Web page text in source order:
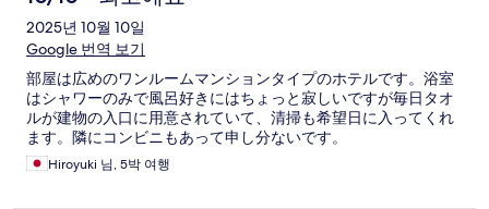
2025년 10월 10일
Google 번역 보기
部屋は広めのワンルームマンションタイプのホテルです。浴室
はシャワーのみで風呂好きにはちょっと寂しいですが毎日タオ
ルが建物の入口に用意されていて、清掃も希望日に入ってくれ
ます。隣にコンビニもあって申し分ないです。
Hiroyuki 님, 5박 여행